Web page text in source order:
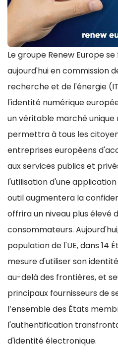
Le groupe Renew Europe
aujourd'hui en commission
recherche et de l'énergie
l'identité numérique
un véritable marché unique
permettra à tous les
entreprises européens
aux services publics et
l'utilisation d'une
outil augmentera la
offrira un niveau plus élevé
consommateurs.
population de l'UE, dans 14
mesure d'utiliser son
au-delà des frontières, et
principaux fournisseurs de
l’ensemble des États
l'authentification
d'identité électronique.